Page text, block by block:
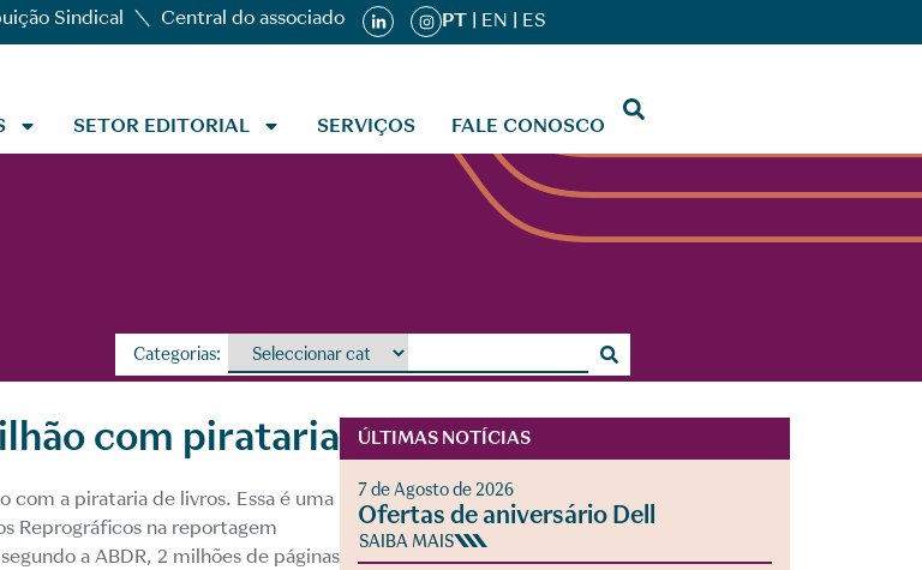
Sindical Central do associado PT | EN | ES
SETOR EDITORIAL SERVIÇOS FALE CONOSCO
Categorias:
com pirataria
com a pirataria de livros. Essa é uma
Reprográficos na reportagem
a ABDR, 2 milhões de páginas
ÚLTIMAS NOTÍCIAS
7 de Agosto de 2026
Ofertas de aniversário Dell
SAIBA MAIS